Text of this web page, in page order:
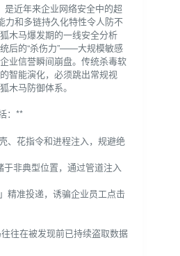
近年来企业网络安全中的超
力和多链持久化特性令人防不
木马爆发期的一线安全分析
后的“杀伤力”——大规模敏感
业信誉瞬间崩盘。传统杀毒软
智能演化，必须跳出常规视
木马防御体系。
：**
、花指令和进程注入，规避绝
非典型位置，通过管道注入
精准投递，诱骗企业员工点击
往在被发现前已持续盗取数据